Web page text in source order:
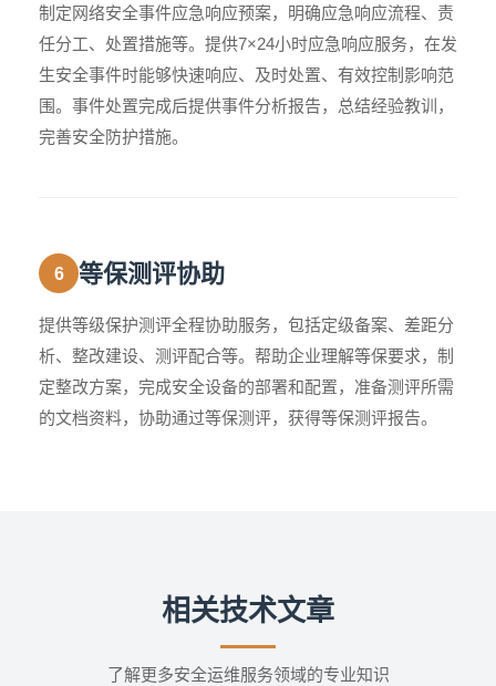
制定网络安全事件应急响应预案，明确应急响应流程、责
任分工、处置措施等。提供7×24小时应急响应服务，在发
生安全事件时能够快速响应、及时处置、有效控制影响范
围。事件处置完成后提供事件分析报告，总结经验教训，
完善安全防护措施。
6 等保测评协助
提供等级保护测评全程协助服务，包括定级备案、差距分
析、整改建设、测评配合等。帮助企业理解等保要求，制
定整改方案，完成安全设备的部署和配置，准备测评所需
的文档资料，协助通过等保测评，获得等保测评报告。
相关技术文章
了解更多安全运维服务领域的专业知识